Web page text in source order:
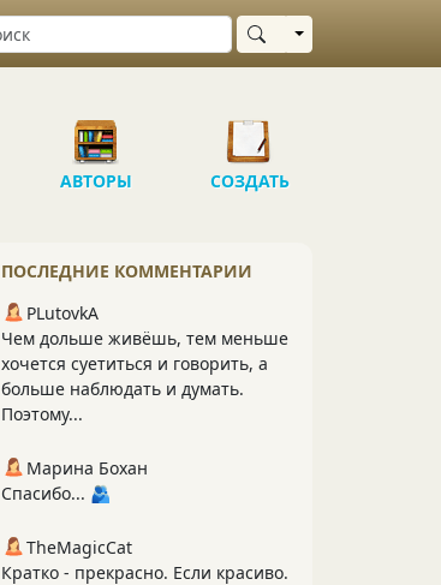
Выбрать область
АВТОРЫ СОЗДАТЬ
ПОСЛЕДНИЕ КОММЕНТАРИИ
PLutоvkА
Чем дольше живёшь, тем меньше
хочется суетиться и говорить, а
больше наблюдать и думать.
Поэтому...
Марина Бохан
Спасибо... 🫂
TheMagicCat
Кратко - прекрасно. Если красиво.